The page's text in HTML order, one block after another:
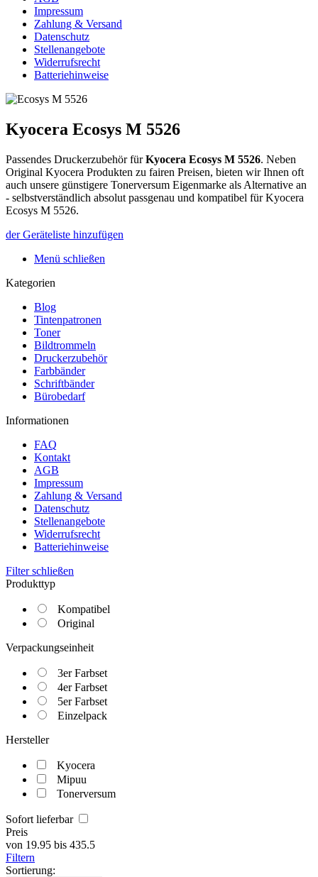
Impressum
Zahlung & Versand
Datenschutz
Stellenangebote
Widerrufsrecht
Batteriehinweise
Kyocera Ecosys M 5526
Passendes Druckerzubehör fürKyocera Ecosys M 5526. Neben
Original Kyocera Produkten zu fairen Preisen, bieten wir Ihnen oft
auch unsere günstigere Tonerversum Eigenmarke als Alternative an
- selbstverständlich absolut passgenau und kompatibel für Kyocera
Ecosys M 5526.
der Geräteliste hinzufügen
Menü schließen
Kategorien
Blog
Tintenpatronen
Toner
Bildtrommeln
Druckerzubehör
Farbbänder
Schriftbänder
Bürobedarf
Informationen
FAQ
Kontakt
AGB
Impressum
Zahlung & Versand
Datenschutz
Stellenangebote
Widerrufsrecht
Batteriehinweise
Filter schließen
Produkttyp
Kompatibel
Original
Verpackungseinheit
3er Farbset
4er Farbset
5er Farbset
Einzelpack
Hersteller
Kyocera
Mipuu
Tonerversum
Sofort lieferbar
Preis
von 19.95 bis 435.5
Filtern
Sortierung: